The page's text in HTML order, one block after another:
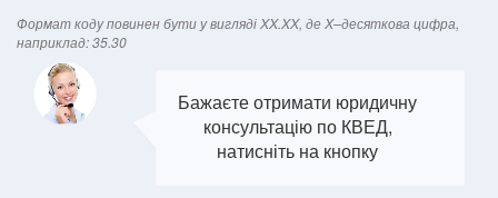
Формат кодy повинен бути у вигляді XX.XX, де X–десяткова цифра,
наприклад: 35.30
Бажаєте отримати юридичну
консультацію по КВЕД,
натисніть на кнопку